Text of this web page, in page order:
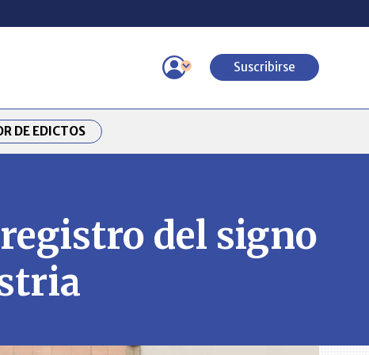
Suscribirse
DE EDICTOS
del signo